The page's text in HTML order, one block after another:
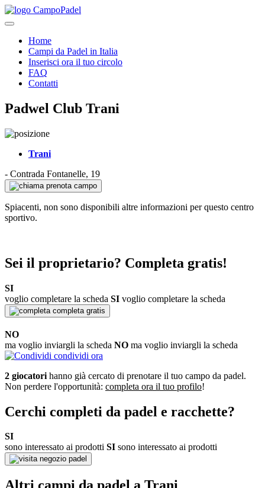
Home
Campi da Padel in Italia
Inserisci ora il tuo circolo
FAQ
Contatti
Padwel Club Trani
Trani
- Contrada Fontanelle, 19
prenota campo
Spiacenti, non sono disponibili altre informazioni per questo centro
sportivo.
Sei il proprietario? Completa gratis!
SI
voglio completare la scheda SI voglio completare la scheda
completa gratis
NO
ma voglio inviargli la scheda NO ma voglio inviargli la scheda
condividi ora
2 giocatori hanno già cercato di prenotare il tuo campo da padel.
Non perdere l'opportunità: completa ora il tuo profilo!
Cerchi completi da padel e racchette?
SI
sono interessato ai prodotti SI sono interessato ai prodotti
negozio padel